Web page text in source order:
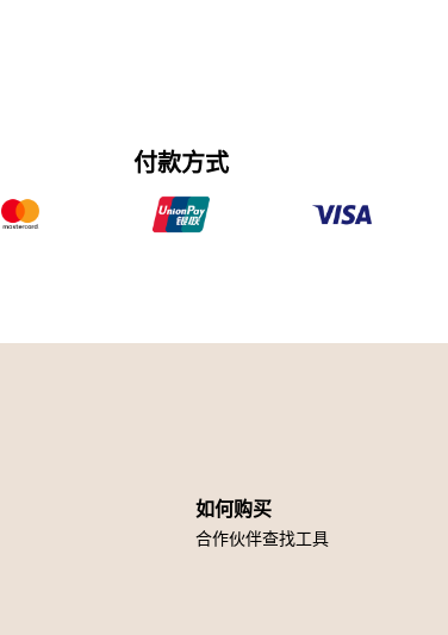
付款方式
如何购买
合作伙伴查找工具